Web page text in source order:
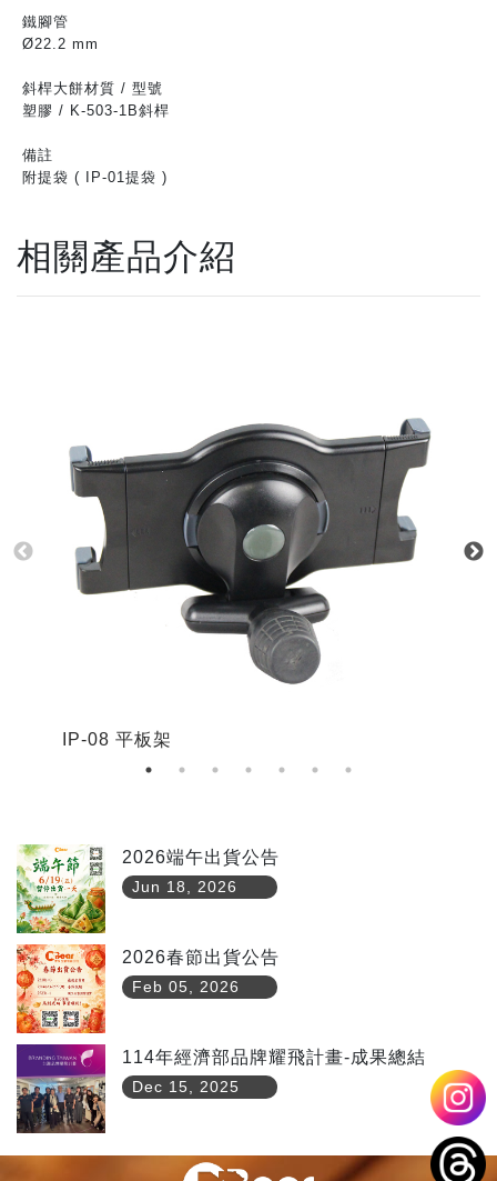
鐵腳管
Ø22.2 mm
斜桿大餅材質 / 型號
塑膠 / K-503-1B斜桿
備註
附提袋 ( IP-01提袋 )
相關產品介紹
IP-08 平板架
2026端午出貨公告
Jun 18, 2026
2026春節出貨公告
Feb 05, 2026
114年經濟部品牌耀飛計畫-成果總結
Dec 15, 2025